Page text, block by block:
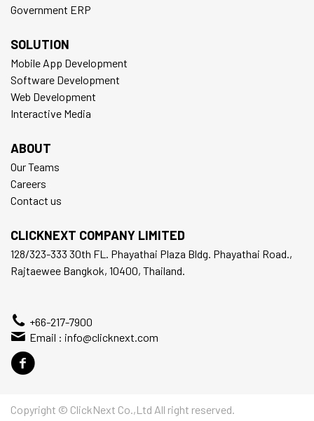
Government ERP
SOLUTION
Mobile App Development
Software Development
Web Development
Interactive Media
ABOUT
Our Teams
Careers
Contact us
CLICKNEXT COMPANY LIMITED
128/323-333 30th FL. Phayathai Plaza Bldg. Phayathai Road.,
Rajtaewee Bangkok, 10400, Thailand.
+66-217-7900
Email : info@clicknext.com
Copyright © ClickNext Co.,Ltd All right reserved.